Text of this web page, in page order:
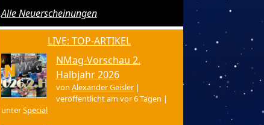
Alle Neuerscheinungen
LIVE: TOP-ARTIKEL
NMag-Vorschau 2.
Halbjahr 2026
von Alexander Geisler|
veröffentlicht am vor 6 Tagen |
unterSpecial